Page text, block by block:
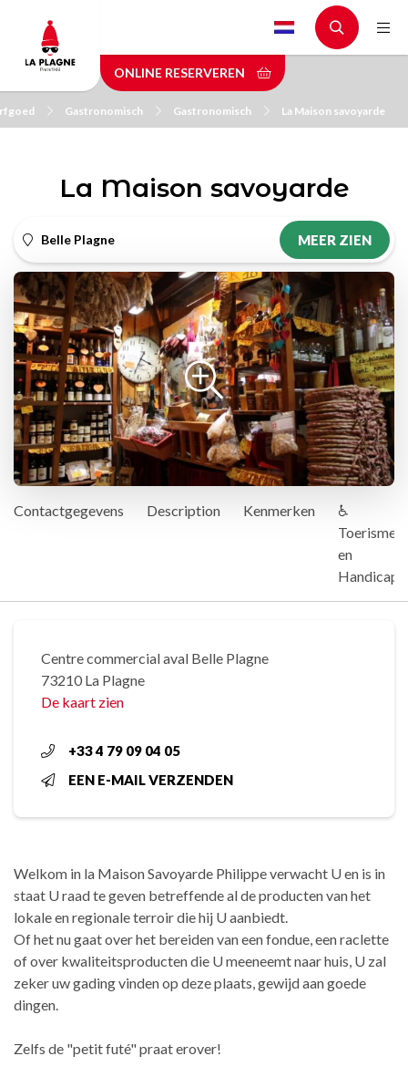
main
content
ONLINE RESERVEREN
Gastronomisch Gastronomisch La Maison savoyarde
La Maison savoyarde
Belle Plagne MEER ZIEN
Contactgegevens Description Kenmerken
♿
Toerisme
en
Handicap
Centre commercial aval Belle Plagne
73210 La Plagne
De kaart zien
+33 4 79 09 04 05
EEN E-MAIL VERZENDEN
Welkom in la Maison Savoyarde Philippe verwacht U en is in
staat U raad te geven betreffende al de producten van het
lokale en regionale terroir die hij U aanbiedt.
Of het nu gaat over het bereiden van een fondue, een raclette
of over kwaliteitsproducten die U meeneemt naar huis, U zal
zeker uw gading vinden op deze plaats, gewijd aan goede
dingen.
Zelfs de "petit futé" praat erover!